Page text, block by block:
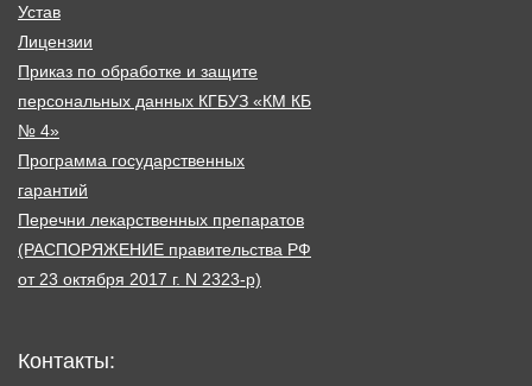
Устав
Лицензии
Приказ по обработке и защите
персональных данных КГБУЗ «КМ КБ
№ 4»
Программа государственных
гарантий
Перечни лекарственных препаратов
(РАСПОРЯЖЕНИЕ правительства РФ
от 23 октября 2017 г. N 2323-р)
Контакты: